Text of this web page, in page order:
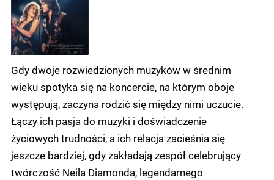
Gdy dwoje rozwiedzionych muzyków w średnim
wieku spotyka się na koncercie, na którym oboje
występują, zaczyna rodzić się między nimi uczucie.
Łączy ich pasja do muzyki i doświadczenie
życiowych trudności, a ich relacja zacieśnia się
jeszcze bardziej, gdy zakładają zespół celebrujący
twórczość Neila Diamonda, legendarnego